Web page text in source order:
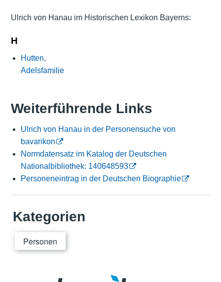
Ulrich von Hanau im Historischen Lexikon Bayerns:
H
Hutten,
Adelsfamilie
Weiterführende Links
Ulrich von Hanau in der Personensuche von
bavarikon
Normdatensatz im Katalog der Deutschen
Nationalbibliothek: 140648593
Personeneintrag in der Deutschen Biographie
Kategorien
Personen